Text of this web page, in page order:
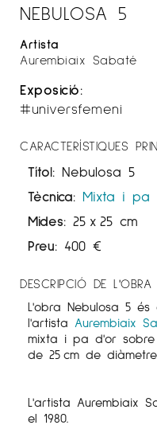
NEBULOSA 5
Artista
Aurembiaix Sabaté
Exposició:
#universfemeni
CARACTERÍSTIQUES
Títol: Nebulosa 5
Tècnica: Mixta i pa
Mides: 25 x 25 cm
Preu: 400 €
DESCRIPCIÓ DE L'OBRA
L'obra Nebulosa 5 és
l'artista Aurembiaix
mixta i pa d'or sobre
de 25 cm de
L'artista Aurembiaix
el 1980.